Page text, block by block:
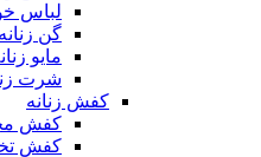
لباس
گن زنانه
مایو
شرت
کفش زنانه
کفش
کفش